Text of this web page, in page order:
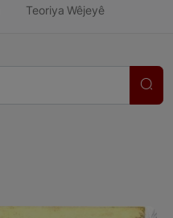
Teoriya Wêjeyê